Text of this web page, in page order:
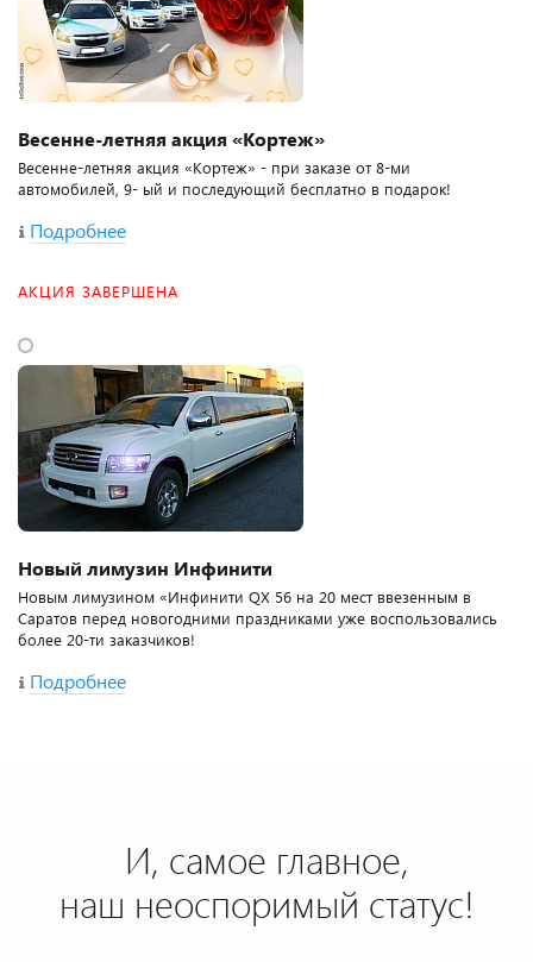
Весенне-летняя акция «Кортеж»
Весенне-летняя акция «Кортеж» - при заказе от 8-ми
автомобилей, 9- ый и последующий бесплатно в подарок!
Подробнее
АКЦИЯ ЗАВЕРШЕНА
Новый лимузин Инфинити
Новым лимузином «Инфинити QX 56 на 20 мест ввезенным в
Саратов перед новогодними праздниками уже воспользовались
более 20-ти заказчиков!
Подробнее
И, самое главное,
наш неоспоримый статус!